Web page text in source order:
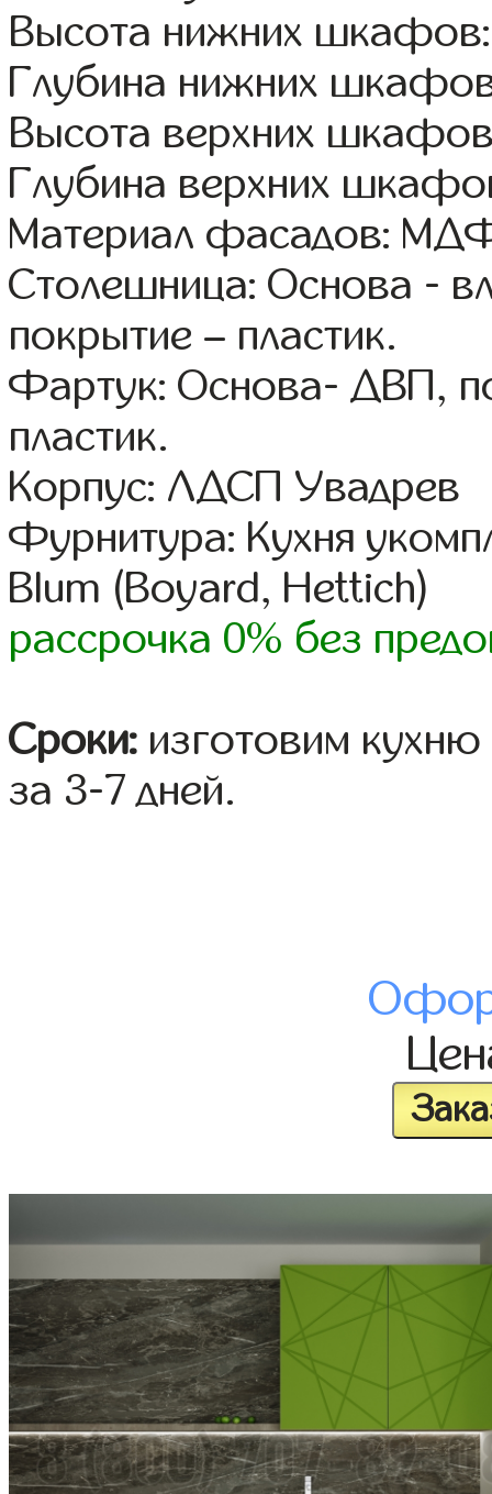
Высота нижних
Глубина нижних
Высота верхних
Глубина верхних
Материал фасадов:
Столешница: Основа -
покрытие – пластик.
Фартук: Основа- ДВП,
пластик.
Корпус: ЛДСП Увадрев
Фурнитура: Кухня
Blum (Boyard, Hettich)
рассрочка 0% без
Сроки: изготовим
за 3-7 дней.